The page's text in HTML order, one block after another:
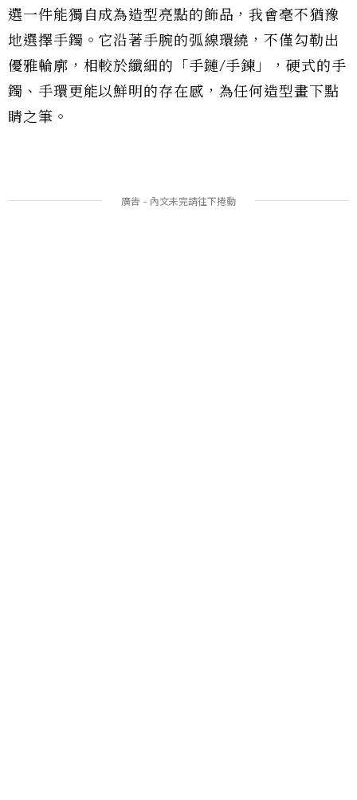
選一件能獨自成為造型亮點的飾品，我會毫不猶豫
地選擇手鐲。它沿著手腕的弧線環繞，不僅勾勒出
優雅輪廓，相較於纖細的「手鏈/手鍊」，硬式的手
鐲、手環更能以鮮明的存在感，為任何造型畫下點
睛之筆。